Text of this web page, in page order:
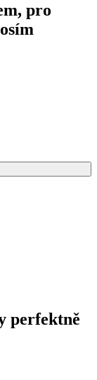
pro
perfektně